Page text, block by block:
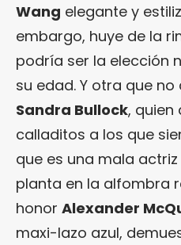
Wang elegante y
embargo, huye de la
podría ser la elección
su edad. Y otra que
Sandra Bullock, quien
calladitos a los que
que es una mala actriz
planta en la alfombra
honor Alexander
maxi-lazo azul,